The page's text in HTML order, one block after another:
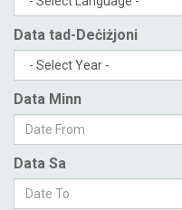
Data tad-Deċiżjoni
Data Minn
Data Sa